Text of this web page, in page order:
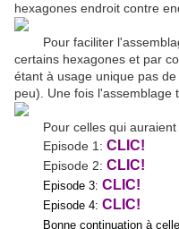
hexagones endroit contre
Pour faciliter
certains hexagones et par
étant à usage unique pas
peu). Une fois l'assemblage
Pour celles qui auraient
Episode 1: CLIC!
Episode 2: CLIC!
Episode 3: CLIC!
Episode 4: CLIC!
Bonne continuation à